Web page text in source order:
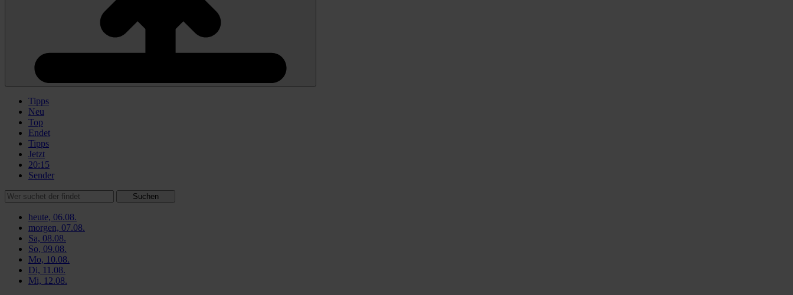
Tipps
Neu
Top
Endet
Tipps
Jetzt
20:15
Sender
Suchen
heute, 06.08.
morgen, 07.08.
Sa, 08.08.
So, 09.08.
Mo, 10.08.
Di, 11.08.
Mi, 12.08.